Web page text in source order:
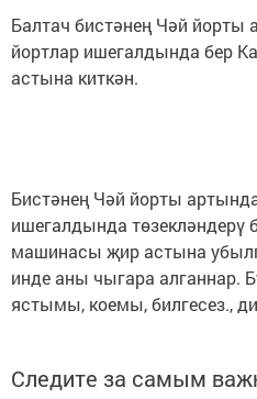
Балтач бистәнең Чәй
йортлар ишегалдында бер
астына киткән.
Бистәнең Чәй йорты
ишегалдында төзекләндерү
машинасы җир астына
инде аны чыгара алганнар.
ястымы, коемы, билгесез.,
Следите за самым